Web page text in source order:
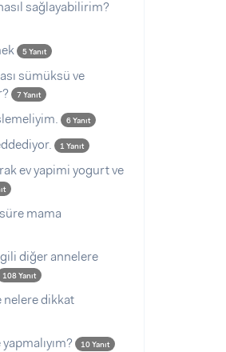
sağlayabilirim?
5 Yanıt
sümüksü ve
7 Yanıt
6 Yanıt
1 Yanıt
ev yapimi yogurt ve
mama
diğer annelere
108 Yanıt
nelere dikkat
10 Yanıt